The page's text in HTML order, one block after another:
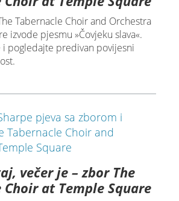
Tabernacle Choir and Orchestra
izvode pjesmu »Čovjeku slava«.
i pogledajte predivan povijesni
večer je – zbor The
Choir at Temple Square